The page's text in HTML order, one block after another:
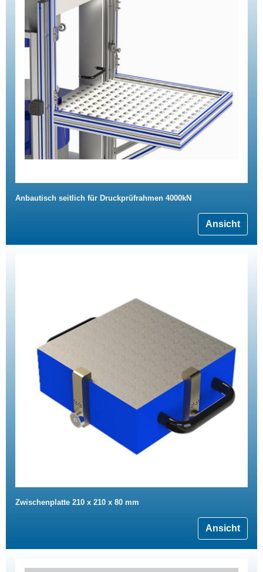
Anbautisch seitlich für Druckprüfrahmen 4000kN
Ansicht
Zwischenplatte 210 x 210 x 80 mm
Ansicht